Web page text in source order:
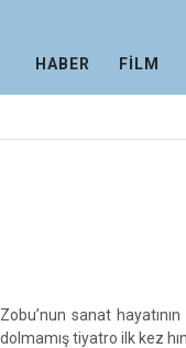
HABER FİLM
sanat
tiyatro ilk kez